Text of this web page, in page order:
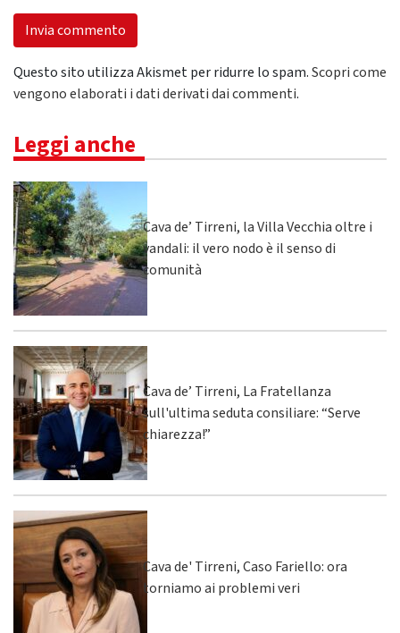
Questo sito utilizza Akismet per ridurre lo spam.Scopri come
vengono elaborati i dati derivati dai commenti.
Leggi anche
Cava de’ Tirreni, la Villa Vecchia oltre i
vandali: il vero nodo è il senso di
comunità
Cava de’ Tirreni, La Fratellanza
sull'ultima seduta consiliare: “Serve
chiarezza!”
Cava de' Tirreni, Caso Fariello: ora
torniamo ai problemi veri